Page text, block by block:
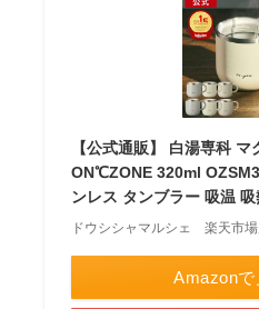
【公式通販】 白湯専科
ON℃ZONE 320ml
ンレス タンブラー 吸温
ドウシシャマルシェ 楽天市
Amazonで